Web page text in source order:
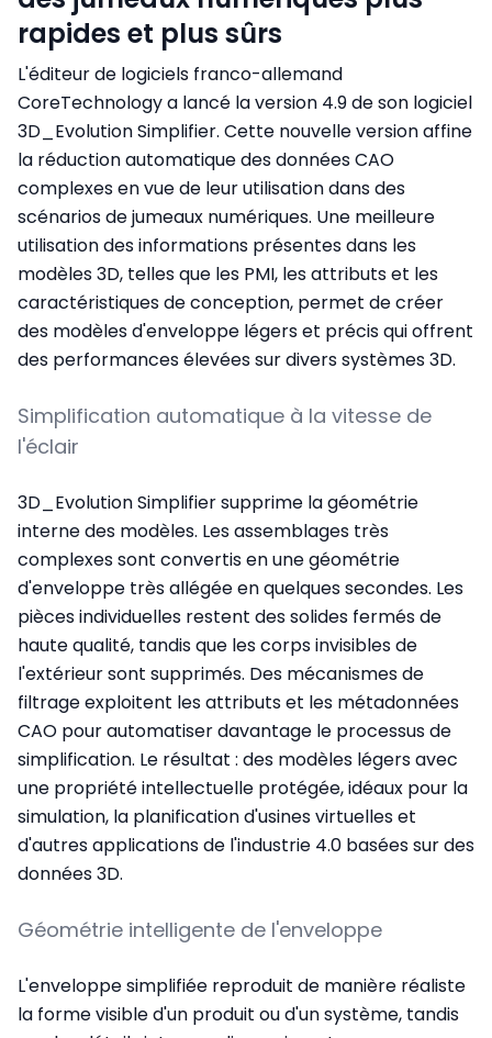
rapides et plus sûrs
L'éditeur de logiciels franco-allemand
CoreTechnology a lancé la version 4.9 de son logiciel
3D_Evolution Simplifier. Cette nouvelle version affine
la réduction automatique des données CAO
complexes en vue de leur utilisation dans des
scénarios de jumeaux numériques. Une meilleure
utilisation des informations présentes dans les
modèles 3D, telles que les PMI, les attributs et les
caractéristiques de conception, permet de créer
des modèles d'enveloppe légers et précis qui offrent
des performances élevées sur divers systèmes 3D.
Simplification automatique à la vitesse de
l'éclair
3D_Evolution Simplifier supprime la géométrie
interne des modèles. Les assemblages très
complexes sont convertis en une géométrie
d'enveloppe très allégée en quelques secondes. Les
pièces individuelles restent des solides fermés de
haute qualité, tandis que les corps invisibles de
l'extérieur sont supprimés. Des mécanismes de
filtrage exploitent les attributs et les métadonnées
CAO pour automatiser davantage le processus de
simplification. Le résultat : des modèles légers avec
une propriété intellectuelle protégée, idéaux pour la
simulation, la planification d'usines virtuelles et
d'autres applications de l'industrie 4.0 basées sur des
données 3D.
Géométrie intelligente de l'enveloppe
L'enveloppe simplifiée reproduit de manière réaliste
la forme visible d'un produit ou d'un système, tandis